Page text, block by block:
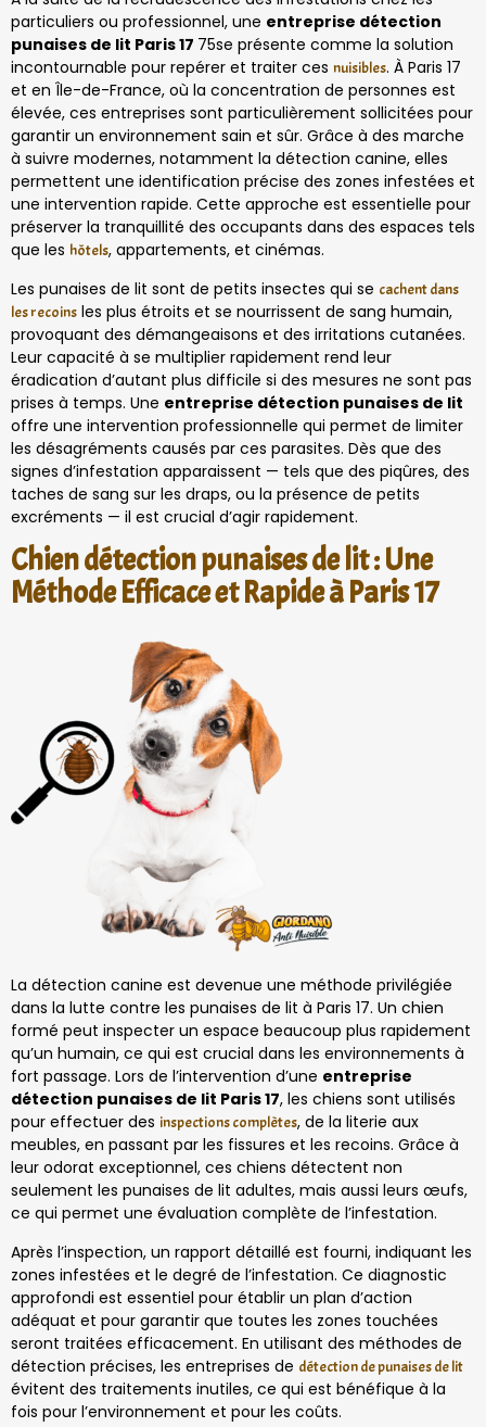
particuliers ou professionnel, une entreprise détection
punaises de lit Paris 17 75se présente comme la solution
incontournable pour repérer et traiter ces nuisibles. À Paris 17
et en Île-de-France, où la concentration de personnes est
élevée, ces entreprises sont particulièrement sollicitées pour
garantir un environnement sain et sûr. Grâce à des marche
à suivre modernes, notamment la détection canine, elles
permettent une identification précise des zones infestées et
une intervention rapide. Cette approche est essentielle pour
préserver la tranquillité des occupants dans des espaces tels
que les hôtels, appartements, et cinémas.
Les punaises de lit sont de petits insectes qui se cachent dans
les recoins les plus étroits et se nourrissent de sang humain,
provoquant des démangeaisons et des irritations cutanées.
Leur capacité à se multiplier rapidement rend leur
éradication d’autant plus difficile si des mesures ne sont pas
prises à temps. Une entreprise détection punaises de lit
offre une intervention professionnelle qui permet de limiter
les désagréments causés par ces parasites. Dès que des
signes d’infestation apparaissent — tels que des piqûres, des
taches de sang sur les draps, ou la présence de petits
excréments — il est crucial d’agir rapidement.
Chien détection punaises de lit : Une
Méthode Efficace et Rapide à Paris 17
La détection canine est devenue une méthode privilégiée
dans la lutte contre les punaises de lit à Paris 17. Un chien
formé peut inspecter un espace beaucoup plus rapidement
qu’un humain, ce qui est crucial dans les environnements à
fort passage. Lors de l’intervention d’une entreprise
détection punaises de lit Paris 17, les chiens sont utilisés
pour effectuer des inspections complètes, de la literie aux
meubles, en passant par les fissures et les recoins. Grâce à
leur odorat exceptionnel, ces chiens détectent non
seulement les punaises de lit adultes, mais aussi leurs œufs,
ce qui permet une évaluation complète de l’infestation.
Après l’inspection, un rapport détaillé est fourni, indiquant les
zones infestées et le degré de l’infestation. Ce diagnostic
approfondi est essentiel pour établir un plan d’action
adéquat et pour garantir que toutes les zones touchées
seront traitées efficacement. En utilisant des méthodes de
détection précises, les entreprises de détection de punaises de lit
évitent des traitements inutiles, ce qui est bénéfique à la
fois pour l’environnement et pour les coûts.